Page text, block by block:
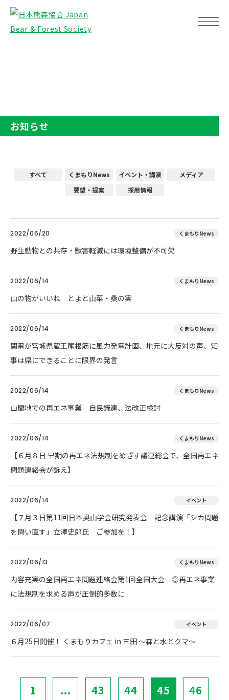
お知らせ
すべて くまもりNews イベント・講演
メディア
要望・提案
採用情報
2022/06/20 くまもりNews
野生動物との共存・獣害軽減には環境整備が不可欠
2022/06/14 くまもりNews
山の物がいいね とよと山菜・桑の実
2022/06/14 くまもりNews
関電が宮城県蔵王尾根筋に風力発電計画、地元に大反対の声、知
事は県にできることに限界の発言
2022/06/14 くまもりNews
山間地での再エネ事業 自民議連、法改正検討
2022/06/14 くまもりNews
【６月８日 早期の再エネ法規制をめざす議連総会で、全国再エネ
問題連絡会が訴え】
2022/06/14 イベント
【７月３日第11回日本奥山学会研究発表会 記念講演「シカ問題
を問い直す」立澤史郎氏 ご参加を！】
2022/06/13 くまもりNews
内容充実の全国再エネ問題連絡会第1回全国大会 ◎再エネ事業
に法規制を求める声が圧倒的多数に
2022/06/07 イベント
６月25日開催！ くまもりカフェ in 三田 ～森と水とクマ～
1 ... 43 44 45 46